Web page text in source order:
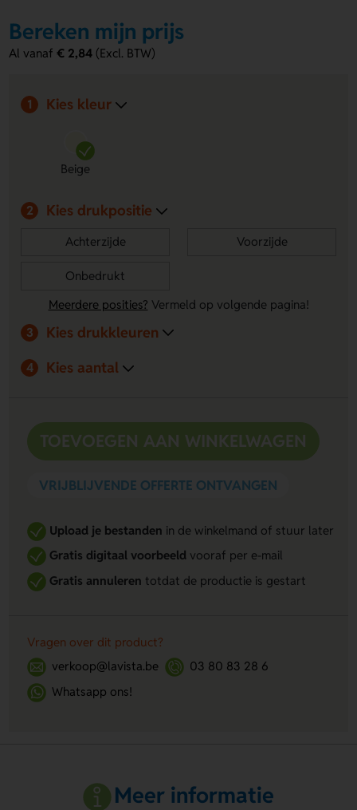
Voordelen van de Bureauset, 6-delig
Tekina
schrijfwaren en accessoires bij elkaar.
ontwerp plaatsen op de voorzijde of achterzijde.
Duurzame uitstraling:
en bamboe geeft een natuurlijke look.
Bereken mijn prijs
Al vanaf€ 2,84 (Excl. BTW)
1 Kies kleur
Beige
2 Kies drukpositie
Achterzijde Voorzijde
Onbedrukt
Meerdere posities? Vermeld op volgende pagina!
3
Kies drukkleuren
4 Kies aantal
TOEVOEGEN AAN WINKELWAGEN
VRIJBLIJVENDE OFFERTE ONTVANGEN
Upload je bestanden in de winkelmand of stuur later
Gratis digitaal voorbeeld vooraf per e-mail
Gratis annuleren totdat de productie is gestart
Vragen over dit product?
verkoop@lavista.be
03 80 83 28 6
Whatsapp ons!
Meer informatie